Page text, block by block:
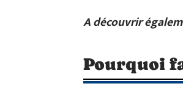
A découvrir
Pourquoi